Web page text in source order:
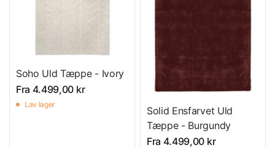
Soho Uld Tæppe - Ivory
Fra 4.499,00 kr
Lav lager
Solid Ensfarvet Uld
Tæppe - Burgundy
Fra 4.499,00 kr